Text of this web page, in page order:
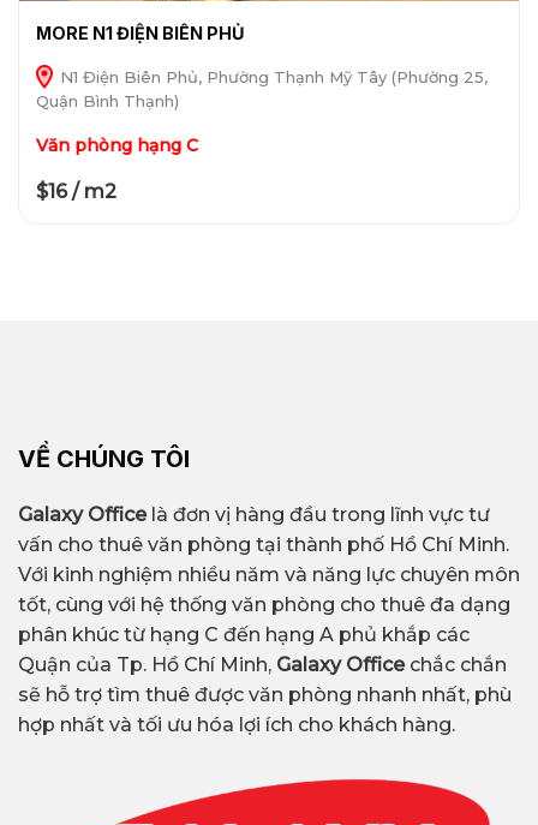
MORE N1 ĐIỆN BIÊN PHỦ
N1 Điện Biên Phủ, Phường Thạnh Mỹ Tây (Phường 25,
Quận Bình Thạnh)
Văn phòng hạng C
$16 / m2
VỀ CHÚNG TÔI
Galaxy Officelà đơn vị hàng đầu trong lĩnh vực tư
vấn cho thuê văn phòng tại thành phố Hồ Chí Minh.
Với kinh nghiệm nhiều năm và năng lực chuyên môn
tốt, cùng với hệ thống văn phòng cho thuê đa dạng
phân khúc từ hạng C đến hạng A phủ khắp các
Quận của Tp. Hồ Chí Minh, Galaxy Office chắc chắn
sẽ hỗ trợ tìm thuê được văn phòng nhanh nhất, phù
hợp nhất và tối ưu hóa lợi ích cho khách hàng.